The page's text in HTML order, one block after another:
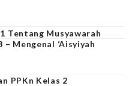
Tentang Musyawarah
– Mengenal ‘Aisyiyah
PPKn Kelas 2